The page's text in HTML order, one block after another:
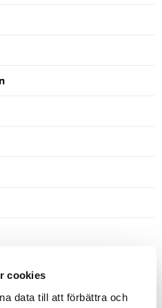
cookies
data till att förbättra och